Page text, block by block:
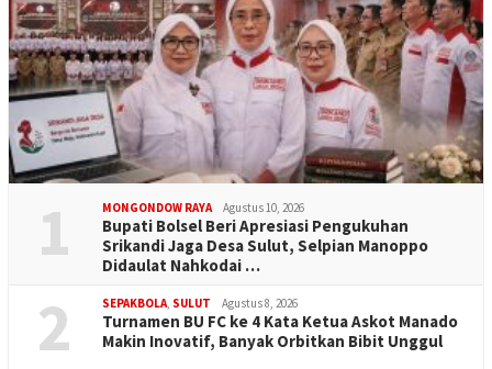
1 MONGONDOW RAYA Agustus 10, 2026
Bupati Bolsel Beri Apresiasi Pengukuhan
Srikandi Jaga Desa Sulut, Selpian Manoppo
Didaulat Nahkodai …
2 SEPAKBOLA SULUT Agustus 8, 2026
Turnamen BU FC ke 4 Kata Ketua Askot Manado
Makin Inovatif, Banyak Orbitkan Bibit Unggul